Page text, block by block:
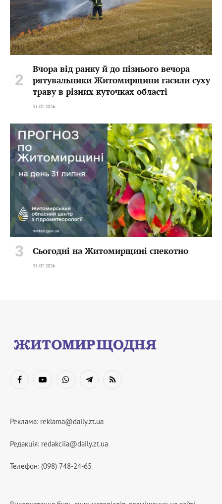
Вчора від ранку й до пізнього вечора
рятувальники Житомирщини гасили суху
траву в різних куточках області
31.07.2026
Сьогодні на Житомирщині спекотно
31.07.2026
FacebookYouTubeWhatsAppTelegramRSS
Реклама: reklama@daily.zt.ua
Редакція: redakciia@daily.zt.ua
Телефон: (098) 748-24-65